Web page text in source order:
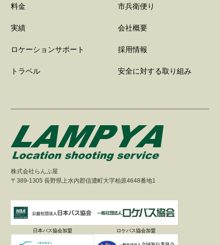
料金
実績
ロケーションサポート
トラベル
市兵衛便り
会社概要
採用情報
安全に対する取り組み
株式会社らんぷ屋
〒389-1305 長野県上水内郡信濃町大字柏原4648番地1
日本バス協会加盟 ロケバス協会加盟